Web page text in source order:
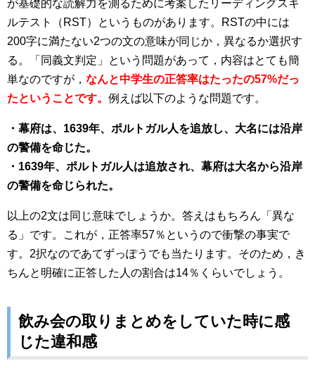
が基礎的な読解力を測るために考案したリーディングスキ
ルテスト（RST）というものがあります。RSTの中には
200字に満たない2つの文の意味が同じか，異なるか選択す
る。「同義文判定」という問題があって，内容はとても簡
単なのですが， なんと中学生の正答率はたったの57%だっ
たということです。 例えば以下のような問題です。
・幕府は、1639年、ポルトガル人を追放し、大名には沿岸
の警備を命じた。
・1639年、ポルトガル人は追放され、幕府は大名から沿岸
の警備を命じられた。
以上の2文は同じ意味でしょうか。答えはもちろん「異な
る」です。これが，正答率57％というので衝撃の事実で
す。2択なのであてずっぽうでも当たります。そのため，き
ちんと明確に正答した人の割合は14％くらいでしょう。
飲み会の取りまとめをしていた時に感
じた違和感